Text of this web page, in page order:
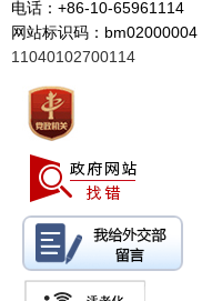
电话：+86-10-65961114
网站标识码：bm02000004
11040102700114